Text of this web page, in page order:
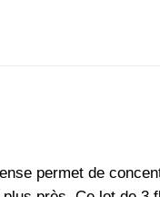
permet de